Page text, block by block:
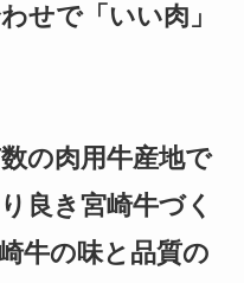
せで「いい肉」
の肉用牛産地で
良き宮崎牛づく
牛の味と品質の